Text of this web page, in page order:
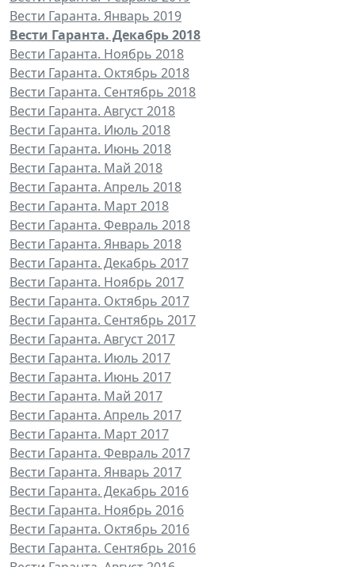
Вести Гаранта. Январь 2019
Вести Гаранта. Декабрь 2018
Вести Гаранта. Ноябрь 2018
Вести Гаранта. Октябрь 2018
Вести Гаранта. Сентябрь 2018
Вести Гаранта. Август 2018
Вести Гаранта. Июль 2018
Вести Гаранта. Июнь 2018
Вести Гаранта. Май 2018
Вести Гаранта. Апрель 2018
Вести Гаранта. Март 2018
Вести Гаранта. Февраль 2018
Вести Гаранта. Январь 2018
Вести Гаранта. Декабрь 2017
Вести Гаранта. Ноябрь 2017
Вести Гаранта. Октябрь 2017
Вести Гаранта. Сентябрь 2017
Вести Гаранта. Август 2017
Вести Гаранта. Июль 2017
Вести Гаранта. Июнь 2017
Вести Гаранта. Май 2017
Вести Гаранта. Апрель 2017
Вести Гаранта. Март 2017
Вести Гаранта. Февраль 2017
Вести Гаранта. Январь 2017
Вести Гаранта. Декабрь 2016
Вести Гаранта. Ноябрь 2016
Вести Гаранта. Октябрь 2016
Вести Гаранта. Сентябрь 2016